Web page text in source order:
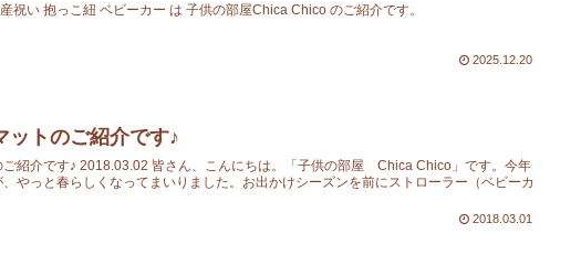
祝い 抱っこ紐 ベビーカー は 子供の部屋Chica Chico のご紹介です。
2025.12.20
ットのご紹介です♪
ご紹介です♪ 2018.03.02 皆さん、こんにちは。「子供の部屋 Chica Chico」です。今年
やっと春らしくなってまいりました。お出かけシーズンを前にストローラー（ベビーカ
2018.03.01